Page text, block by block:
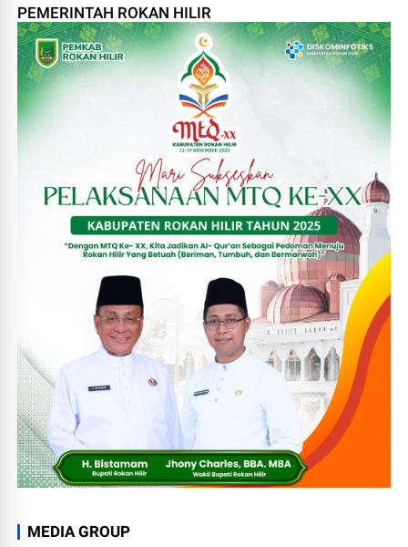
PEMERINTAH ROKAN HILIR
MEDIA GROUP